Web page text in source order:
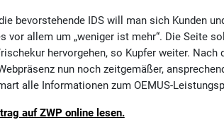
bevorstehende IDS will man sich Kunden
vor allem um „weniger ist mehr“. Die Seite
hervorgehen, so Kupfer weiter. Nach
nun noch zeitgemäßer,
alle Informationen zum OEMUS-
auf ZWP online lesen.